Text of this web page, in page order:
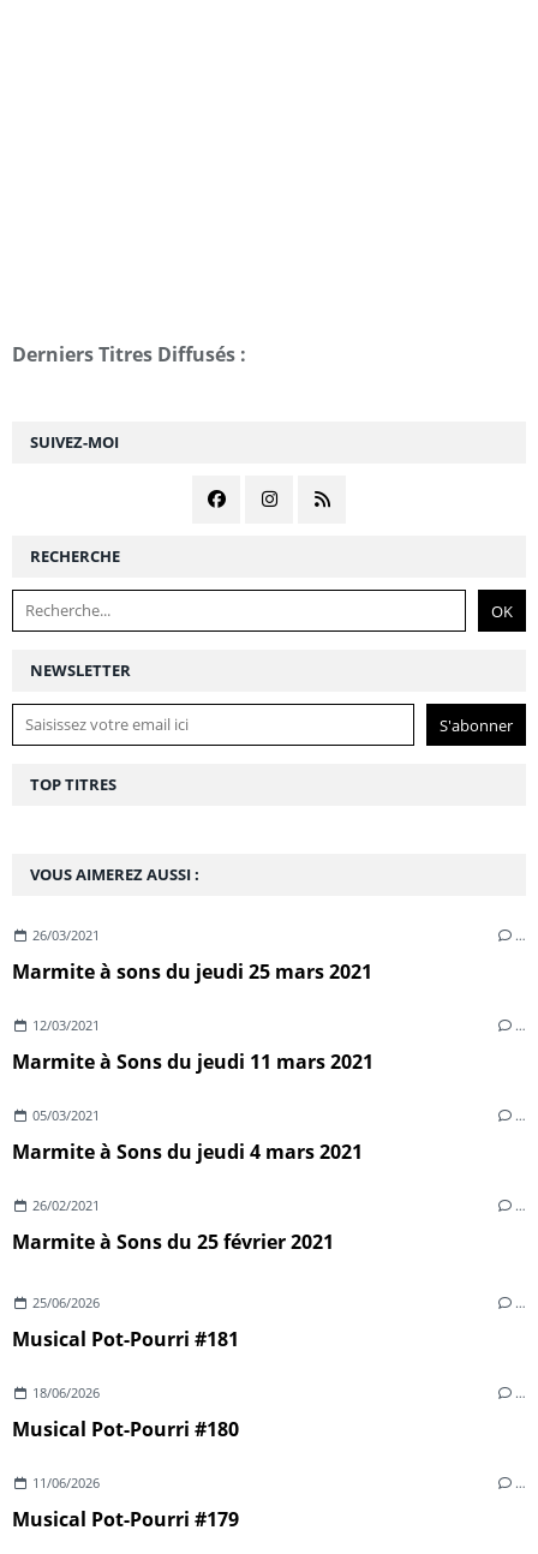
NEWSLETTER
SUIVEZ-MOI
RECHERCHE
VOUS AIMEREZ AUSSI :
26/03/2021 …
Marmite à sons du jeudi 25 mars 2021
12/03/2021 …
Marmite à Sons du jeudi 11 mars 2021
05/03/2021 …
Marmite à Sons du jeudi 4 mars 2021
26/02/2021 …
Marmite à Sons du 25 février 2021
25/06/2026 …
Musical Pot-Pourri #181
18/06/2026 …
Musical Pot-Pourri #180
11/06/2026 …
Musical Pot-Pourri #179
Derniers Titres Diffusés :
TOP TITRES